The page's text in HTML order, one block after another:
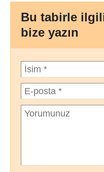
Bu tabirle
bize yazın